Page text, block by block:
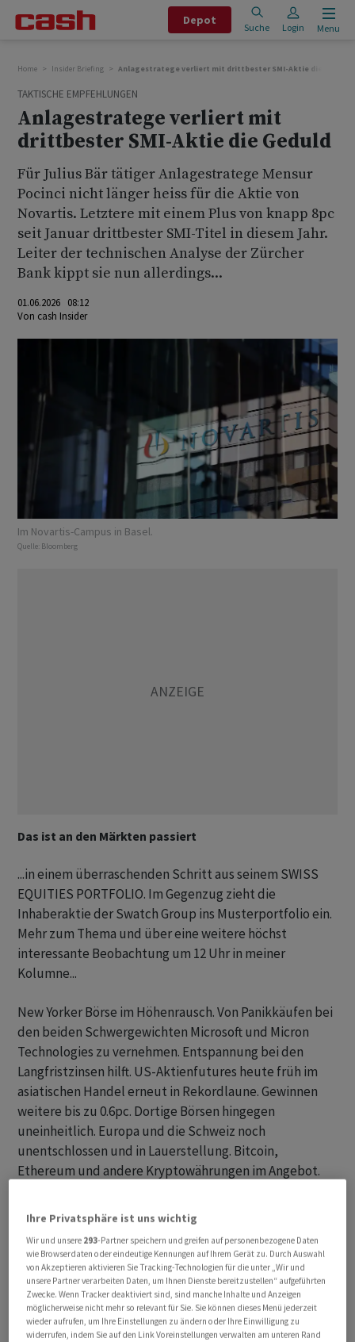
Depot
Suche Login Menu
Home Insider Briefing Anlagestratege verliert mit drittbester SMI-Aktie die Geduld
TAKTISCHE EMPFEHLUNGEN
Anlagestratege verliert mit
drittbester SMI-Aktie die Geduld
Für Julius Bär tätiger Anlagestratege Mensur
Pocinci nicht länger heiss für die Aktie von
Novartis. Letztere mit einem Plus von knapp 8pc
seit Januar drittbester SMI-Titel in diesem Jahr.
Leiter der technischen Analyse der Zürcher
Bank kippt sie nun allerdings...
01.06.2026 08:12
Von cash Insider
Im Novartis-Campus in Basel.
Quelle: Bloomberg
Das ist an den Märkten passiert
...in einem überraschenden Schritt aus seinem SWISS
EQUITIES PORTFOLIO. Im Gegenzug zieht die
Inhaberaktie der Swatch Group ins Musterportfolio ein.
Mehr zum Thema und über eine weitere höchst
interessante Beobachtung um 12 Uhr in meiner
Kolumne...
New Yorker Börse im Höhenrausch. Von Panikkäufen bei
den beiden Schwergewichten Microsoft und Micron
Technologies zu vernehmen. Entspannung bei den
Langfristzinsen hilft. US-Aktienfutures heute früh im
asiatischen Handel erneut in Rekordlaune. Gewinnen
weitere bis zu 0.6pc. Dortige Börsen hingegen
uneinheitlich. Europa und die Schweiz noch
unentschlossen und in Lauerstellung. Bitcoin,
Ethereum und andere Kryptowährungen im Angebot.
SMI vorbörslich knapp behauptet. Swiss Re und Amrize
einzige Blue Chips mit positiven Vorzeichen. Bei den
Nebenwerten stehen gefragte Swissquote und
Landis+Gyr schwächeren AMS Osram und Cosmo
Pharmaceuticals gegenüber.
Ihre Privatsphäre ist uns wichtig
Wir und unsere 293-Partner speichern und greifen auf personenbezogene Daten
wie Browserdaten oder eindeutige Kennungen auf Ihrem Gerät zu. Durch Auswahl
von Akzeptieren aktivieren Sie Tracking-Technologien für die unter „Wir und
unsere Partner verarbeiten Daten, um Ihnen Dienste bereitzustellen“ aufgeführten
Zwecke. Wenn Tracker deaktiviert sind, sind manche Inhalte und Anzeigen
möglicherweise nicht mehr so relevant für Sie. Sie können dieses Menü jederzeit
wieder aufrufen, um Ihre Einstellungen zu ändern oder Ihre Einwilligung zu
widerrufen, indem Sie auf den Link Voreinstellungen verwalten am unteren Rand